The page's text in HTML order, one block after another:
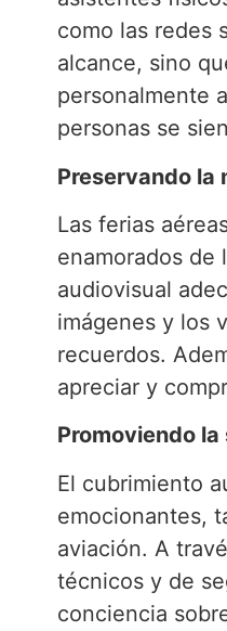
como las redes
alcance, sino
personalmente
personas se
Preservando la
Las ferias
enamorados de
audiovisual
imágenes y los
recuerdos.
apreciar y
Promoviendo
El cubrimiento
emocionantes,
aviación. A
técnicos y de
conciencia